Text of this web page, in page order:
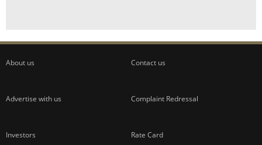
About us Contact us
Advertise with us Complaint Redressal
Investors Rate Card